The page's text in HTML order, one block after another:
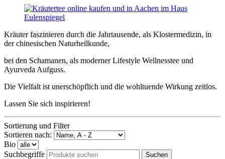
Kräuter faszinieren durch die Jahrtausende, als Klostermedizin, in
der chinesischen Naturheilkunde,
bei den Schamanen, als moderner Lifestyle Wellnesstee und
Ayurveda Aufguss.
Die Vielfalt ist unerschöpflich und die wohltuende Wirkung zeitlos.
Lassen Sie sich inspirieren!
Sortierung und Filter
Sortieren nach:
Bio
Suchbegriffe